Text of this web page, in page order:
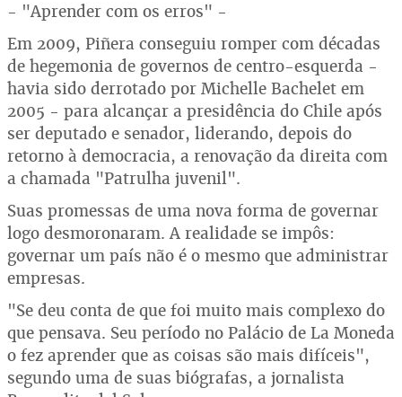
- "Aprender com os erros" -
Em 2009, Piñera conseguiu romper com décadas
de hegemonia de governos de centro-esquerda -
havia sido derrotado por Michelle Bachelet em
2005 - para alcançar a presidência do Chile após
ser deputado e senador, liderando, depois do
retorno à democracia, a renovação da direita com
a chamada "Patrulha juvenil".
Suas promessas de uma nova forma de governar
logo desmoronaram. A realidade se impôs:
governar um país não é o mesmo que administrar
empresas.
"Se deu conta de que foi muito mais complexo do
que pensava. Seu período no Palácio de La Moneda
o fez aprender que as coisas são mais difíceis",
segundo uma de suas biógrafas, a jornalista